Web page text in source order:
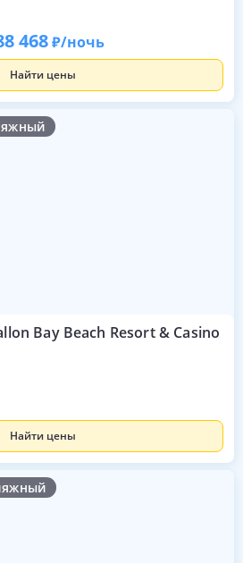
468 /ночь
Найти цены
Bay Beach Resort & Casino
Найти цены